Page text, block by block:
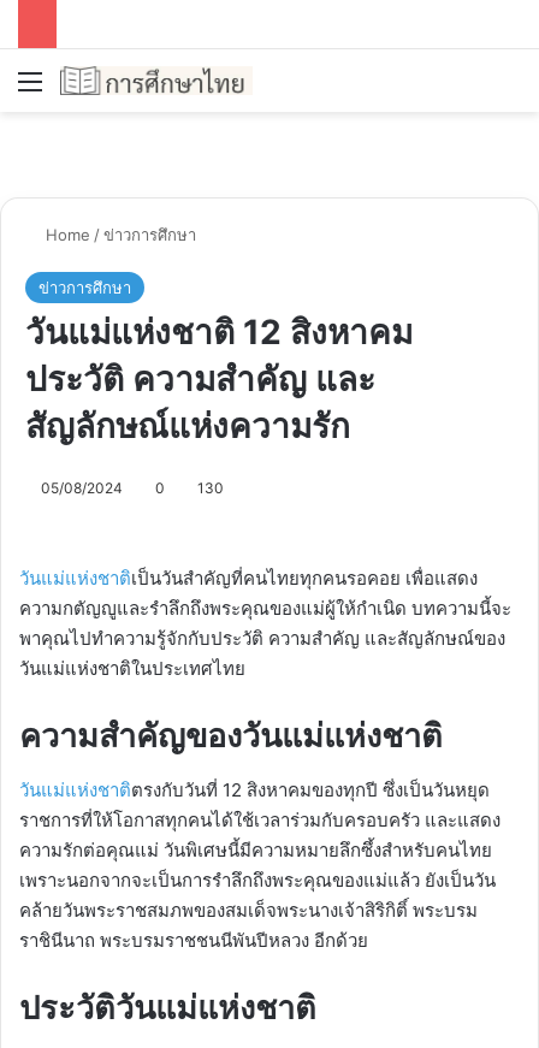
Menu
Home /ข่าวการศึกษา
ข่าวการศึกษา
วันแม่แห่งชาติ 12 สิงหาคม
ประวัติ ความสำคัญ และ
สัญลักษณ์แห่งความรัก
05/08/2024 0 130
วันแม่แห่งชาติเป็นวันสำคัญที่คนไทยทุกคนรอคอย เพื่อแสดง
ความกตัญญูและรำลึกถึงพระคุณของแม่ผู้ให้กำเนิด บทความนี้จะ
พาคุณไปทำความรู้จักกับประวัติ ความสำคัญ และสัญลักษณ์ของ
วันแม่แห่งชาติในประเทศไทย
ความสำคัญของวันแม่แห่งชาติ
วันแม่แห่งชาติตรงกับวันที่ 12 สิงหาคมของทุกปี ซึ่งเป็นวันหยุด
ราชการที่ให้โอกาสทุกคนได้ใช้เวลาร่วมกับครอบครัว และแสดง
ความรักต่อคุณแม่ วันพิเศษนี้มีความหมายลึกซึ้งสำหรับคนไทย
เพราะนอกจากจะเป็นการรำลึกถึงพระคุณของแม่แล้ว ยังเป็นวัน
คล้ายวันพระราชสมภพของสมเด็จพระนางเจ้าสิริกิติ์ พระบรม
ราชินีนาถ พระบรมราชชนนีพันปีหลวง อีกด้วย
ประวัติวันแม่แห่งชาติ